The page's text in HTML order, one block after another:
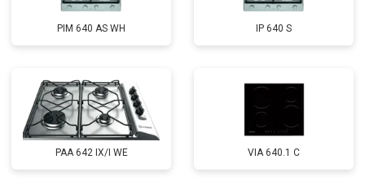
PIM 640 AS WH IP 640 S
PAA 642 IX/I WE VIA 640.1 C